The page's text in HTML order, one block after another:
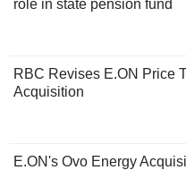
role in state pension fund
RBC Revises E.ON Price
Acquisition
E.ON's Ovo Energy